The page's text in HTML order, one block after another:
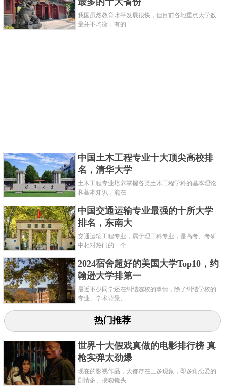
我国虽然教育水平发展很快，但目前各地重点大学数
量并不均衡，有的...
中国土木工程专业十大顶尖高校排
名，清华大学
土木工程专业培养掌握各类土木工程学科的基本理论
和基本知识，能在...
中国交通运输专业最强的十所大学
排名，东南大
交通运输工程专业，属于理工科专业，是高考、考研
中相对热门的一个...
2024宿舍超好的美国大学Top10，约
翰逊大学排第一
最近不少同学还在纠结选校的事情，除了纠结学校的
专业、学术背景、...
热门推荐
世界十大假戏真做的电影排行榜 真
枪实弹太劲爆
现在的影视作品，大都存在三多现象，即多角恋爱的
剧情多、接吻镜头...